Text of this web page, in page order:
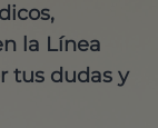
la Línea
tus dudas y